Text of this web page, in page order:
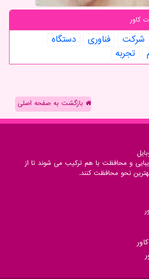
كاور
شركت فناوری
دستگاه
تجربه
بازگشت به صفحه اصلی
و محافظت با هم ترکیب می شوند تا از
نحو محافظت کنند.